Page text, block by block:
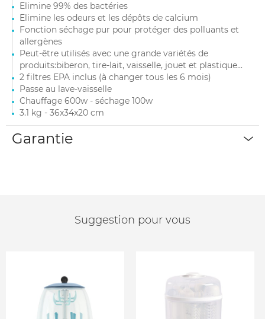
Elimine 99% des bactéries
Elimine les odeurs et les dépôts de calcium
Fonction séchage pur pour protéger des polluants et
allergènes
Peut-être utilisés avec une grande variétés de
produits:biberon, tire-lait, vaisselle, jouet et plastique...
2 filtres EPA inclus (à changer tous les 6 mois)
Passe au lave-vaisselle
Chauffage 600w - séchage 100w
3.1 kg - 36x34x20 cm
Garantie
Suggestion pour vous